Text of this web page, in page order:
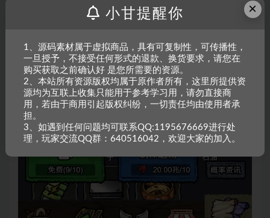
×
小甘提醒你
1、源码素材属于虚拟商品，具有可复制性，可传播性，
一旦授予，不接受任何形式的退款、换货要求，请您在
购买获取之前确认好 是您所需要的资源。
2、本站所有资源版权均属于原作者所有，这里所提供资
源均为互联上收集只能用于参考学习用，请勿直接商
用，若由于商用引起版权纠纷，一切责任均由使用者承
担。
3、如遇到任何问题均可联系QQ:1195676669进行处
理，玩家交流QQ群：640516042，欢迎大家的加入。